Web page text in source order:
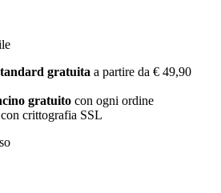
gratuita a partire da € 49,90
gratuito con ogni ordine
con crittografia SSL